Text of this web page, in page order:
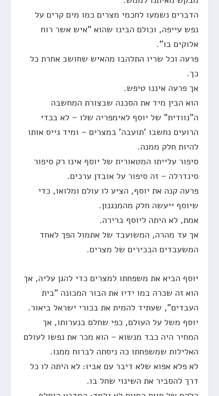
הדברים נשמעו לחכמי מצרים כמו מים קרים על
נפש עייפה, וכולם הבינו שהוא "איש אשר רוח
אלוקים בו".
פרעה וכל שריו התלהבו מהאיש שחושב אחרת כל
כך.
אך פרעה איננו טיפש.
הוא הבין מיד את הסכנה שבצורת המחשבה
ה"נוודית" של יוסף לאימפריה שלו – לא בכדי
הרועים נחשבו 'תועבה' במצרים – ומיד גייס אותו
להיות חלק ממנה.
סיפור עלייתו המטאורית של יוסף אינו רק סיפור
סינדרלה – זה סיפור על אובדן ערכים.
פרעה קנה את יוסף, הציע לו עולם ומלואו, כדי
שיוסף ייעשה חלק מהמנגנון.
אמת, לא היתה ליוסף ברירה.
אך עד מהרה, המשועבד של אתמול הפך לאחד
המשעבדים הבכירים של מצרים.
יוסף הביא את משפחתו למצרים כדי להגן עליה, אך
הוא זה שכרה במו ידיו את הבור המכונה "בית
העבדים", שעתיד להמית את בכורי ישראל ביאור.
יוסף משל על העולם, כפי שחלם בנערותו, אך
המחיר היה כבד מנשוא – הוא מכר את נפשו לעולם
האלילות שמשפחתו כה ניסתה לברוח ממנו.
לא פלא אפוא שלא דיבר עם אביו: לא היתה לו כל
דרך להסביר את השינוי שחל בו.